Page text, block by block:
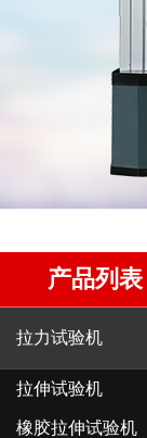
产品列表
拉力试验机
拉伸试验机
橡胶拉伸试验机